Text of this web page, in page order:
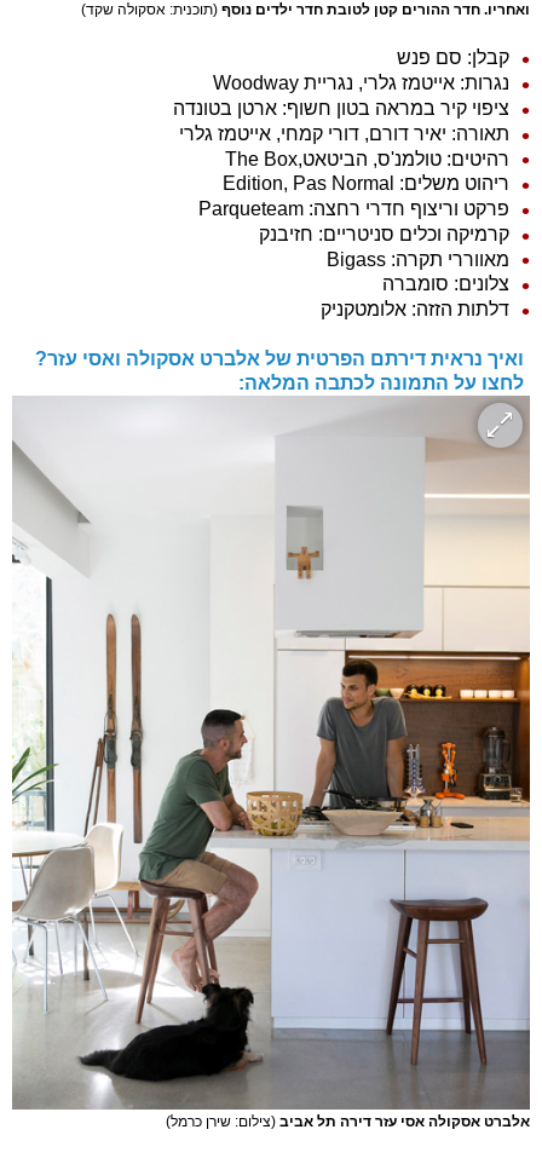
ואחריו. חדר ההורים קטן לטובת חדר ילדים נוסף (תוכנית: אסקולה שקד)
קבלן: סם פנש
נגרות: אייטמז גלרי, נגריית Woodway
ציפוי קיר במראה בטון חשוף: ארטן בטונדה
תאורה: יאיר דורם, דורי קמחי, אייטמז גלרי
רהיטים: טולמנ'ס, הביטאט,The Box
ריהוט משלים: Edition, Pas Normal
פרקט וריצוף חדרי רחצה: Parqueteam
קרמיקה וכלים סניטריים: חזיבנק
מאווררי תקרה: Bigass
צלונים: סומברה
דלתות הזזה: אלומטקניק
ואיך נראית דירתם הפרטית של אלברט אסקולה ואסי עזר?
לחצו על התמונה לכתבה המלאה:
אלברט אסקולה אסי עזר דירה תל אביב (צילום: שירן כרמל)